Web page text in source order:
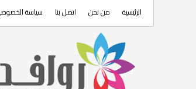
الرئيسية من نحن اتصل بنا سياسة